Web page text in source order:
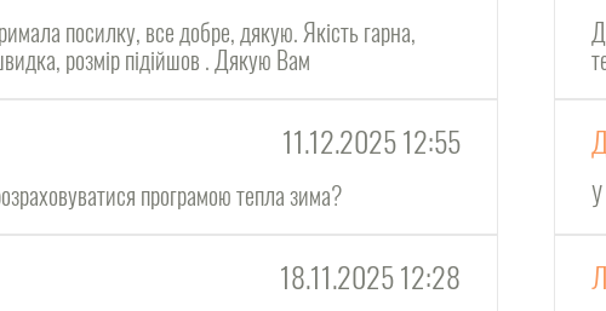
посилку, все добре, дякую. Якість гарна,
розмір підійшов . Дякую Вам
11.12.2025 12:55
програмою тепла зима?
18.11.2025 12:28